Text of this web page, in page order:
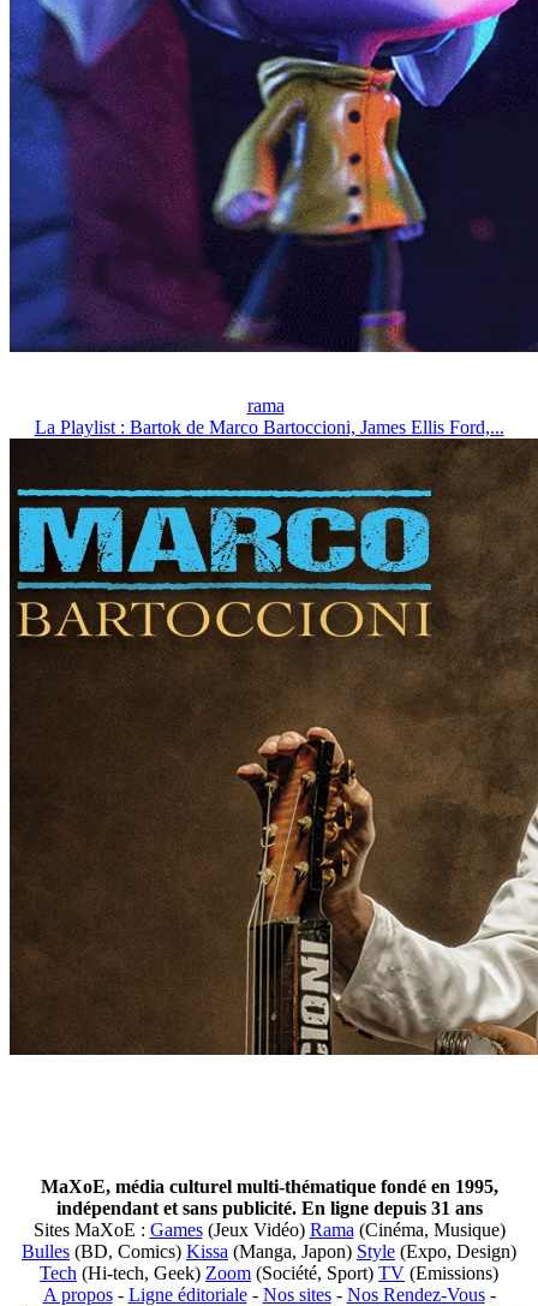
rama
La Playlist : Bartok de Marco Bartoccioni, James Ellis Ford,...
MaXoE, média culturel multi-thématique fondé en 1995,
indépendant et sans publicité. En ligne depuis 31 ans
Sites MaXoE : Games(Jeux Vidéo) Rama (Cinéma, Musique)
Bulles (BD, Comics) Kissa (Manga, Japon) Style (Expo, Design)
Tech (Hi-tech, Geek) Zoom (Société, Sport) TV (Emissions)
A propos- Ligne éditoriale- Nos sites- Nos Rendez-Vous-